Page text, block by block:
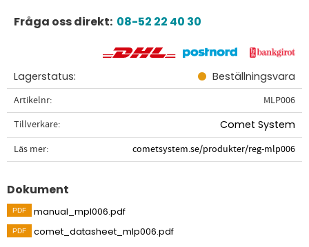
Fråga oss direkt: 08-52 22 40 30
Lagerstatus Beställningsvara
Artikelnr
MLP006
Tillverkare
Comet System
Läs mer cometsystem.se/produkter/reg-mlp006
Dokument
manual_mpl006.pdf
comet_datasheet_mlp006.pdf